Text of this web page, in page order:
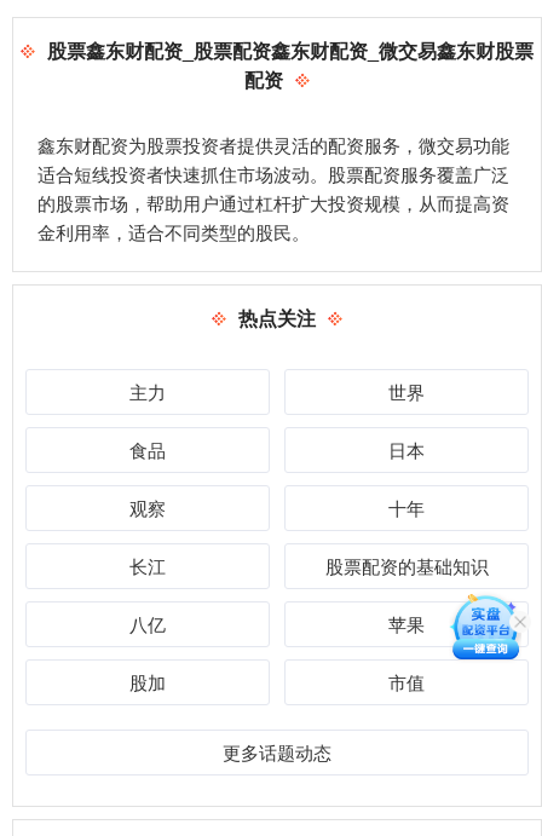
股票鑫东财配资_股票配资鑫东财配资_微交易鑫东财股票
配资
鑫东财配资为股票投资者提供灵活的配资服务，微交易功能
适合短线投资者快速抓住市场波动。股票配资服务覆盖广泛
的股票市场，帮助用户通过杠杆扩大投资规模，从而提高资
金利用率，适合不同类型的股民。
热点关注
主力 世界
食品 日本
观察 十年
长江 股票配资的基础知识
八亿 苹果
股加 市值
更多话题动态